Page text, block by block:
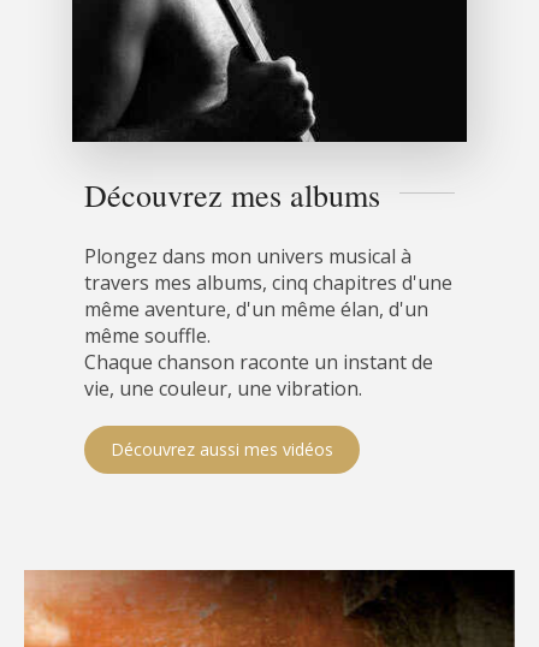
Découvrez mes albums
Plongez dans mon univers musical à
travers mes albums, cinq chapitres d'une
même aventure, d'un même élan, d'un
même souffle.
Chaque chanson raconte un instant de
vie, une couleur, une vibration.
Découvrez aussi mes vidéos